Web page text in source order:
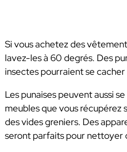
Si vous achetez des
lavez-les à 60 degrés. Des
insectes pourraient se
Les punaises peuvent aussi
meubles que vous récupérez
des vides greniers. Des
seront parfaits pour nettoyer